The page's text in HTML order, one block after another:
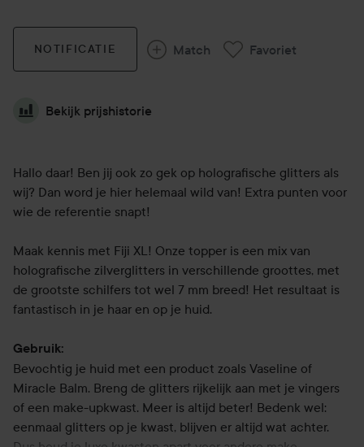
NOTIFICATIE Match Favoriet
Bekijk prijshistorie
Hallo daar! Ben jij ook zo gek op holografische glitters als
wij? Dan word je hier helemaal wild van! Extra punten voor
wie de referentie snapt!
Maak kennis met Fiji XL! Onze topper is een mix van
holografische zilverglitters in verschillende groottes, met
de grootste schilfers tot wel 7 mm breed! Het resultaat is
fantastisch in je haar en op je huid.
Gebruik:
Bevochtig je huid met een product zoals Vaseline of
Miracle Balm. Breng de glitters rijkelijk aan met je vingers
of een make-upkwast. Meer is altijd beter! Bedenk wel:
eenmaal glitters op je kwast, blijven er altijd wat achter.